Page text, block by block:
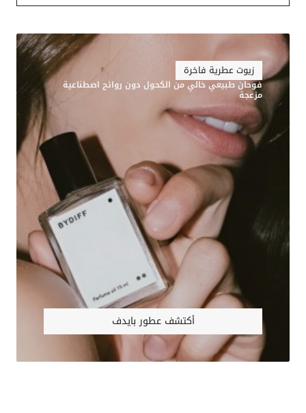
زيوت عطرية فاخرة
فوحان طبيعي خالي من الكحول دون روائح اصطناعية
مزعجة
أكتشف عطور بايدف